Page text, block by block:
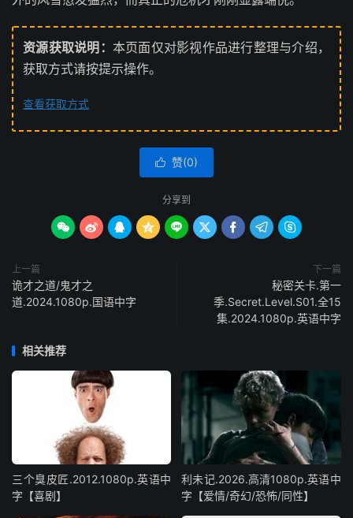
资源获取说明： 本页面仅对影视作品进行整理与介绍，
获取方式请按提示操作。
查看获取方式
 赞(0)
分享到
        
上一篇
诡才之道/鬼才之
道.2024.1080p.国语中字
下一篇
秘密关卡.第一
季.Secret.Level.S01.全15
集.2024.1080p.英语中字
相关推荐
三个臭皮匠.2012.1080p.英语中
字【喜剧】
利未记.2026.高清1080p.英语中
字【爱情/奇幻/恐怖/同性】